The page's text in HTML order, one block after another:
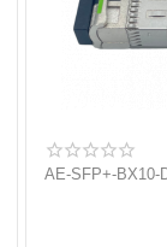
AE-SFP+-BX10-